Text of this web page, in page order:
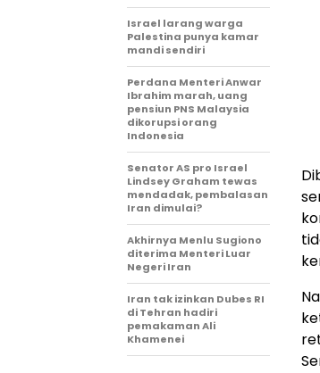
Israel larang warga
Palestina punya kamar
mandi sendiri
Perdana Menteri Anwar
Ibrahim marah, uang
pensiun PNS Malaysia
dikorupsi orang
Indonesia
Senator AS pro Israel
Lindsey Graham tewas
mendadak, pembalasan
Iran dimulai?
Akhirnya Menlu Sugiono
diterima Menteri Luar
Negeri Iran
Iran tak izinkan Dubes RI
di Tehran hadiri
pemakaman Ali
Khamenei